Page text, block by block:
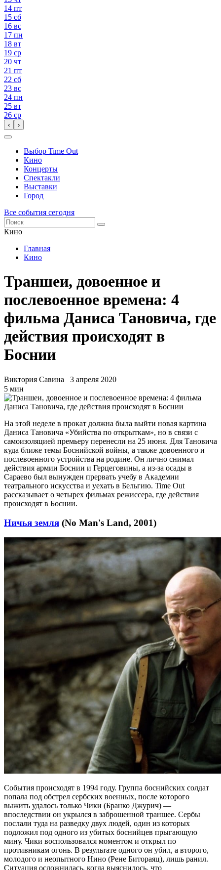
14 пт
15 сб
16 вс
17 пн
18 вт
19 ср
20 чт
21 пт
22 сб
23 вс
24 пн
25 вт
26 ср
‹ ›
Выбор Time Out
Кино
Концерты
Спектакли
Выставки
Город
Все события сегодня
Кино
Главная
Кино
Траншеи, довоенное и
послевоенное времена: 4
фильма Даниса Тановича, где
действия происходят в
Боснии
Виктория Савина
3 апреля 2020
5 мин
На этой неделе в прокат должна была выйти новая картина
Даниса Тановича «Убийства по открыткам», но в связи с
самоизоляцией премьеру перенесли на 25 июня. Для Тановича
куда ближе темы Боснийской войны, а также довоенного и
послевоенного устройства на родине. Он лично снимал
действия армии Боснии и Герцеговины, а из-за осады в
Сараево был вынужден прервать учебу в Академии
театрального искусства и уехать в Бельгию. Time Out
рассказывает о четырех фильмах режиссера, где действия
происходят в Боснии.
Ничья земля (No Man's Land, 2001)
События происходят в 1994 году. Группа боснийских солдат
попала под обстрел сербских военных, после которого
выжить удалось только Чики (Бранко Джурич) —
впоследствии он укрылся в заброшенной траншее. Сербы
послали туда на разведку двух людей, один из которых
подложил под одного из убитых боснийцев прыгающую
мину. Чики воспользовался моментом и открыл по
противникам огонь. В результате одного он убил, а второго,
молодого и неопытного Нино (Рене Битораяц), лишь ранил.
Ситуация осложнилась, когда выяснилось, что